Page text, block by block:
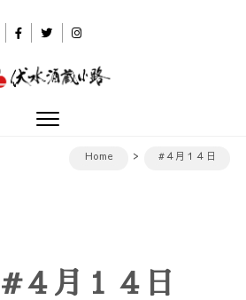
Toggle
Home
#４月１４日
#４月１４日